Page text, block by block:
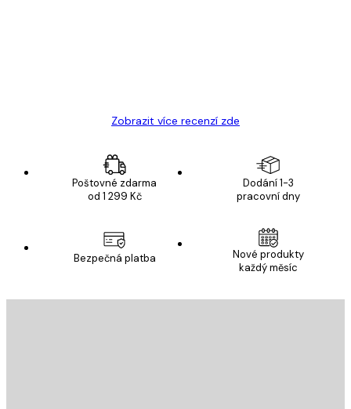
Zobrazit více recenzí zde
Poštovné zdarma
od 1 299 Kč
Dodání 1-3
pracovní dny
Bezpečná platba
Nové produkty
každý měsíc